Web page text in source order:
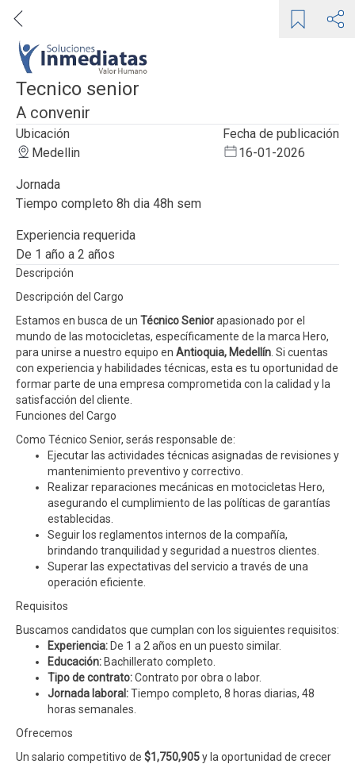
Tecnico senior
A convenir
Ubicación
Medellin
Fecha de publicación
16-01-2026
Jornada
tiempo completo 8h dia 48h sem
Experiencia requerida
de 1 año a 2 años
Descripción
Descripción del Cargo
Estamos en busca de un Técnico Seniorapasionado por el
mundo de las motocicletas, específicamente de la marca Hero,
para unirse a nuestro equipo en Antioquia, Medellín . Si cuentas
con experiencia y habilidades técnicas, esta es tu oportunidad de
formar parte de una empresa comprometida con la calidad y la
satisfacción del cliente.
Funciones del Cargo
Como Técnico Senior, serás responsable de:
Ejecutar las actividades técnicas asignadas de revisiones y
mantenimiento preventivo y correctivo.
Realizar reparaciones mecánicas en motocicletas Hero,
asegurando el cumplimiento de las políticas de garantías
establecidas.
Seguir los reglamentos internos de la compañía,
brindando tranquilidad y seguridad a nuestros clientes.
Superar las expectativas del servicio a través de una
operación eficiente.
Requisitos
Buscamos candidatos que cumplan con los siguientes requisitos:
Experiencia: De 1 a 2 años en un puesto similar.
Educación: Bachillerato completo.
Tipo de contrato:Contrato por obra o labor.
Jornada laboral:Tiempo completo, 8 horas diarias, 48
horas semanales.
Ofrecemos
Un salario competitivo de $1,750,905y la oportunidad de crecer